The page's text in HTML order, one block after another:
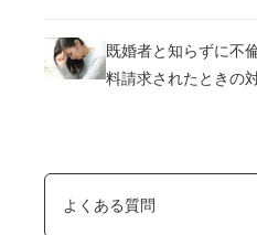
既婚者と知らずに不
料請求されたときの
よくある質問